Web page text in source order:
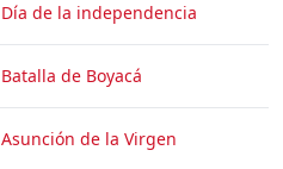
Día de la independencia
Batalla de Boyacá
Asunción de la Virgen